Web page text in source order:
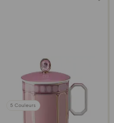
5 Couleurs